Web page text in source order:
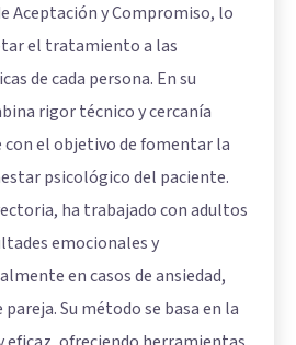
Aceptación y Compromiso, lo
el tratamiento a las
de cada persona. En su
rigor técnico y cercanía
el objetivo de fomentar la
psicológico del paciente.
ha trabajado con adultos
emocionales y
en casos de ansiedad,
Su método se basa en la